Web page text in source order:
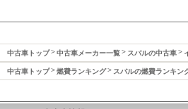
中古車トップ 中古車メーカー一覧 スバルの中古車
中古車トップ 燃費ランキング スバルの燃費ランキン